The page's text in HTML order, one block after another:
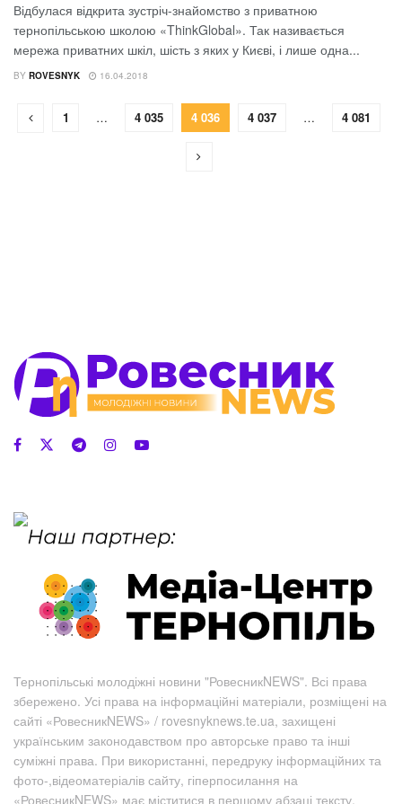
Відбулася відкрита зустріч-знайомство з приватною
тернопільською школою «ThinkGlobal». Так називається
мережа приватних шкіл, шість з яких у Києві, і лише одна...
BY ROVESNYK 16.04.2018
1 … 4 035 4 036 4 037 … 4 081
Тернопільські молодіжні новини "РовесникNEWS". Всі права
збережено. Усі права на інформаційні матеріали, розміщені на
сайті «РовесникNEWS» / rovesnyknews.te.ua, захищені
українським законодавством про авторське право та інші
суміжні права. При використанні, передруку інформаційних та
фото-,відеоматеріалів сайту, гіперпосилання на
«РовесникNEWS» має міститися в першому абзаці тексту.